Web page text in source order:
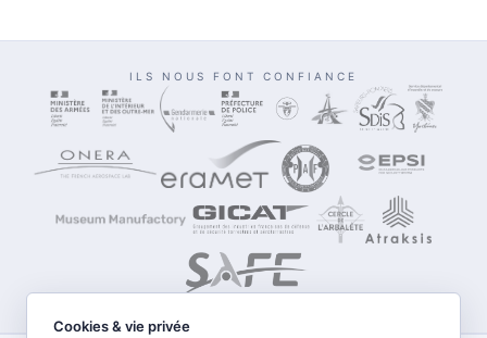
ILS NOUS FONT CONFIANCE
Cookies & vie privée